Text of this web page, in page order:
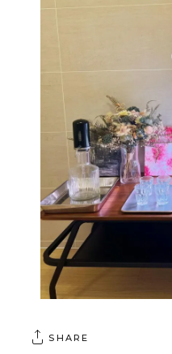
SHARE